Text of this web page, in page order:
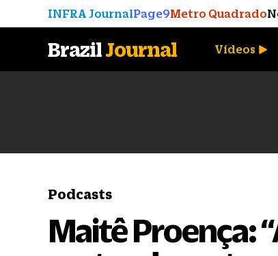
INFRA JournalPage9Metro Quadrado
BrazilJournal Vídeos
Podcasts
Maitê Proença: